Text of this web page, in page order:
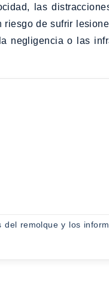
las
de sufrir
negligencia o las
remolque y los